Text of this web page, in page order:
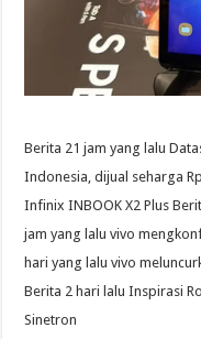
Berita 21 jam yang lalu
Indonesia, dijual seharga
Infinix INBOOK X2 Plus
jam yang lalu vivo
hari yang lalu vivo
Berita 2 hari lalu Inspirasi
Sinetron